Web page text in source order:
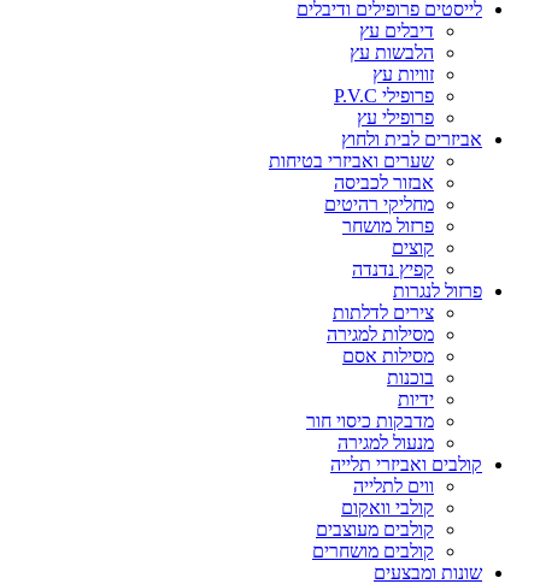
לייסטים פרופילים ודיבלים
דיבלים עץ
הלבשות עץ
זוויות עץ
פרופילי P.V.C
פרופילי עץ
אביזרים לבית ולחוץ
שערים ואביזרי בטיחות
אבזור לכביסה
מחליקי רהיטים
פרזול מושחר
קוצים
קפיץ נדנדה
פרזול לנגרות
צירים לדלתות
מסילות למגירה
מסילות אסם
בוכנות
ידיות
מדבקות כיסוי חור
מנעול למגירה
קולבים ואביזרי תלייה
ווים לתלייה
קולבי וואקום
קולבים מעוצבים
קולבים מושחרים
שונות ומבצעים